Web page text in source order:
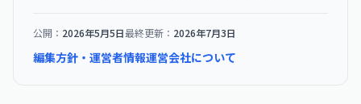
公開： 2026年5月5日最終更新： 2026年7月3日
編集方針・運営者情報運営会社について